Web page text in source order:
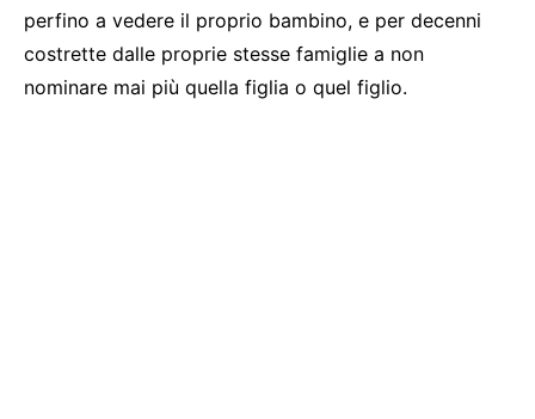
perfino a vedere il proprio bambino, e per decenni
costrette dalle proprie stesse famiglie a non
nominare mai più quella figlia o quel figlio.